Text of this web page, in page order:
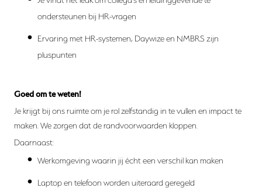
ondersteunen bij HR-vragen
Ervaring met HR-systemen, Daywize en NMBRS zijn
pluspunten
Goed om te weten!
Je krijgt bij ons ruimte om je rol zelfstandig in te vullen en impact te
maken. We zorgen dat de randvoorwaarden kloppen.
Daarnaast:
Werkomgeving waarin jij écht een verschil kan maken
Laptop en telefoon worden uiteraard geregeld